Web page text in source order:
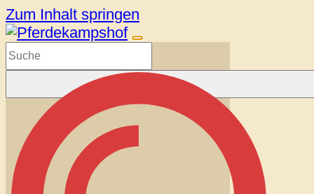
Zum Inhalt springen